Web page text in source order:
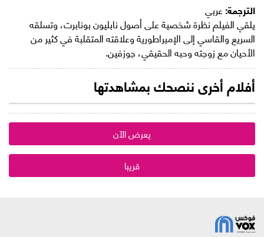
الترجمة:عربي
يلقي الفيلم نظرة شخصية على أصول نابليون بونابرت، وتسلقه
السريع والقاسي إلى الإمبراطورية وعلاقته المتقلبة في كثير من
الأحيان مع زوجته وحبه الحقيقي، جوزفين.
أفلام أخرى ننصحك بمشاهدتها
يعرض الآن
قريبا